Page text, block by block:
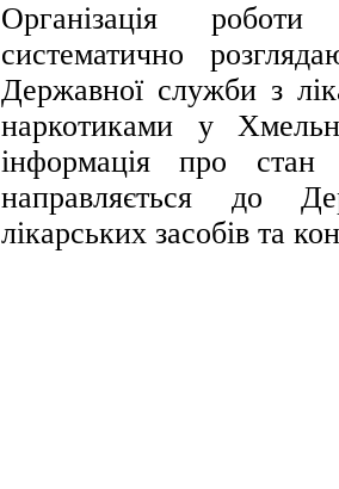
Організація
систематично
Державної служби з
наркотиками у
інформація про стан
направляється до
лікарських засобів та